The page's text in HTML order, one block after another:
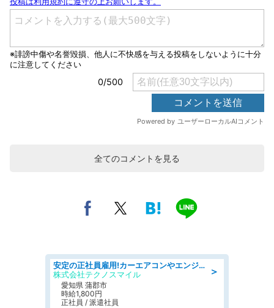
全てのコメントを見る
＞
安定の正社員雇用!カーエアコンやエンジンの製造・加工業務 denso aichi
株式会社テクノスマイル
愛知県 蒲郡市
時給1,800円
正社員 / 派遣社員